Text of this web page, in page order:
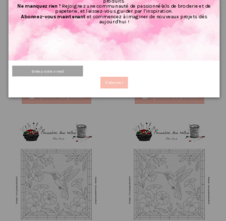
Grille point de croix :
8,40 €
6.72 €
PRIX VIP👑
Ajouter au panier
Grille point de croix :
Ajouter au panier
Ne manquez rien !Rejoignez une communauté de passionné(e)s de broderie et de
papeterie, et laissez-vous guider par l'inspiration.
Abonnez-vous maintenantet commencez à imaginer de nouveaux projets dès
aujourd'hui !
S'abonner